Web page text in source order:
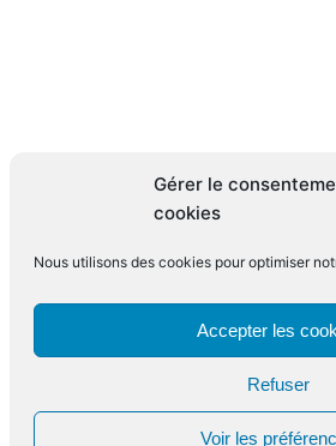
Gérer le
cookies
Nous utilisons des cookies pour optimiser
Accepter les
Refuser
Voir les
Le blog de François Leclerc